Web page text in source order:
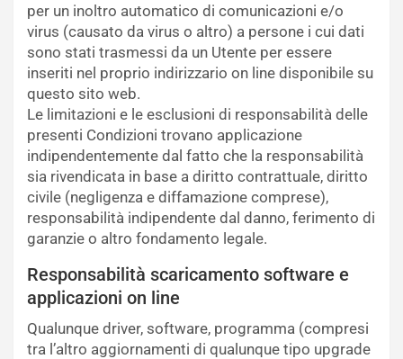
per un inoltro automatico di comunicazioni e/o
virus (causato da virus o altro) a persone i cui dati
sono stati trasmessi da un Utente per essere
inseriti nel proprio indirizzario on line disponibile su
questo sito web.
Le limitazioni e le esclusioni di responsabilità delle
presenti Condizioni trovano applicazione
indipendentemente dal fatto che la responsabilità
sia rivendicata in base a diritto contrattuale, diritto
civile (negligenza e diffamazione comprese),
responsabilità indipendente dal danno, ferimento di
garanzie o altro fondamento legale.
Responsabilità scaricamento software e
applicazioni on line
Qualunque driver, software, programma (compresi
tra l’altro aggiornamenti di qualunque tipo upgrade